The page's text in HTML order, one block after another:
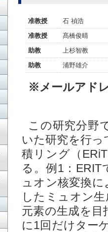
准教授
石 禎浩
准教授
髙橋俊晴
助教
上杉智教
助教
浦野雄介
※メールアド
この研究分野
いた研究を行
積リング（
る。例1：
ュオン核変換
したミュオン
元素の生成を目
に1回だけター